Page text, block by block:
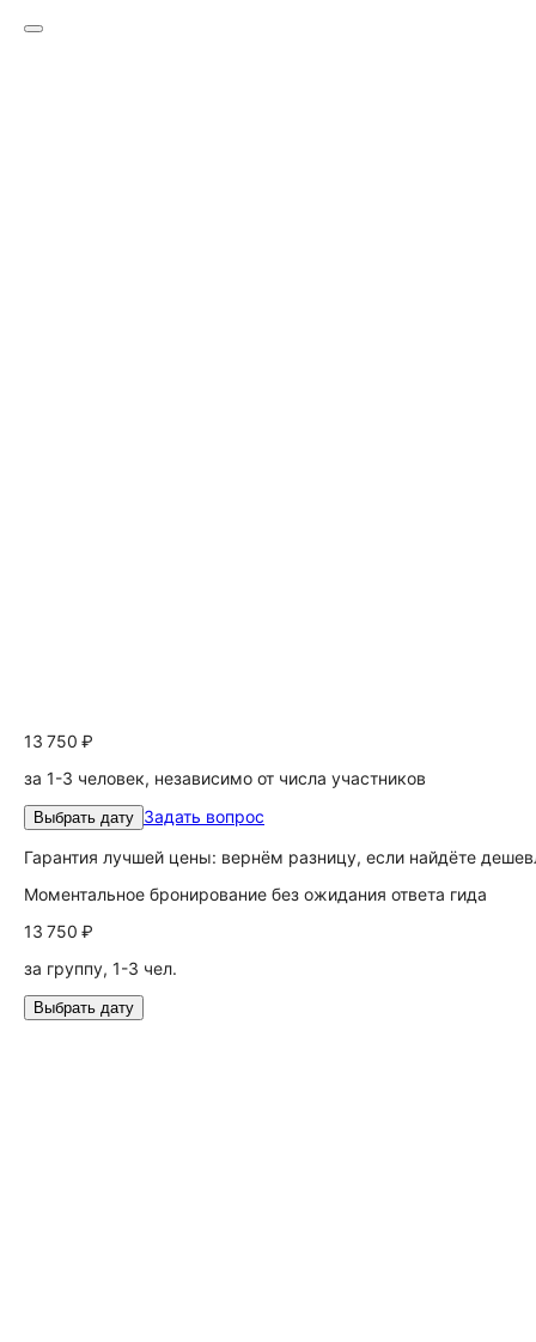
13 750 ₽
за 1-3 человек, независимо от числа участников
Выбрать дату Задать вопрос
Гарантия лучшей цены: вернём разницу, если найдёте
Моментальное бронирование без ожидания ответа гида
13 750 ₽
за группу, 1-3 чел.
Выбрать дату